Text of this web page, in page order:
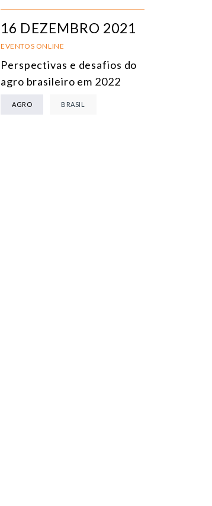
16 DEZEMBRO 2021
EVENTOS ONLINE
Perspectivas e desafios do
agro brasileiro em 2022
AGRO BRASIL